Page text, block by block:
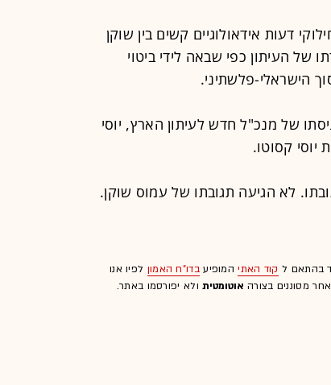
דעות אידאולוגיים קשים בין שוקן
של העיתון כפי שבאה לידי ביטוי
הישראלי-פלשתיני.
של מנכ"ל חדש לעיתון הארץ, יוסי
קסוטו.
לא הגיעה תגובתו של עמוס שוקן.
בהתאם ל קוד האתיהמופיעבדו"ח האמון לפיו אנו
מסוננים בצורה אוטומטיתולא יפורסמו באתר.